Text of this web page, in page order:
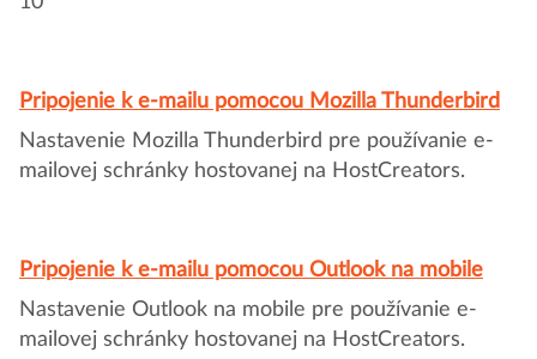
Pripojenie k e-mailu pomocou Mozilla Thunderbird
Nastavenie Mozilla Thunderbird pre používanie e-
mailovej schránky hostovanej na HostCreators.
Pripojenie k e-mailu pomocou Outlook na mobile
Nastavenie Outlook na mobile pre používanie e-
mailovej schránky hostovanej na HostCreators.